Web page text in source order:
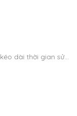
dài thời gian sử...